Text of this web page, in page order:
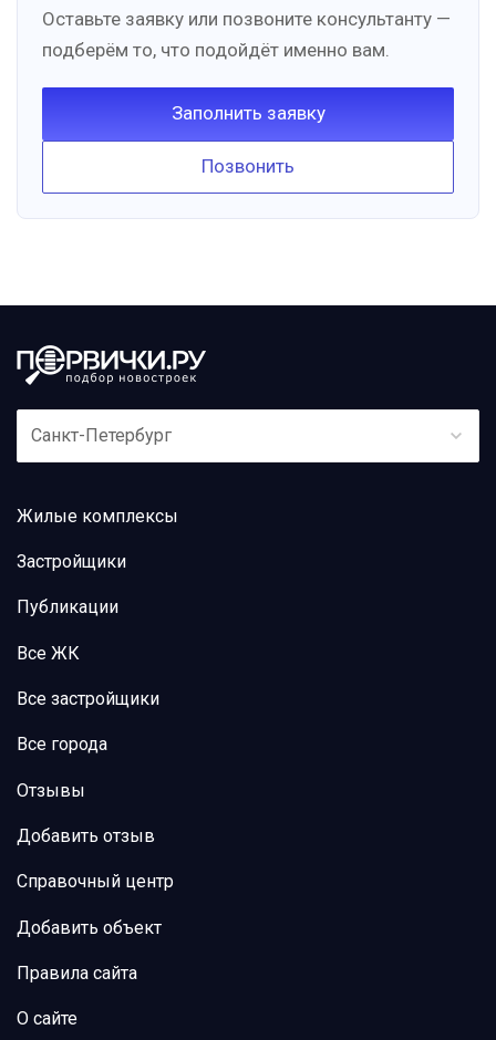
Оставьте заявку или позвоните консультанту —
подберём то, что подойдёт именно вам.
Заполнить заявку
Позвонить
Санкт-Петербург
Жилые комплексы
Застройщики
Публикации
Все ЖК
Все застройщики
Все города
Отзывы
Добавить отзыв
Справочный центр
Добавить объект
Правила сайта
О сайте